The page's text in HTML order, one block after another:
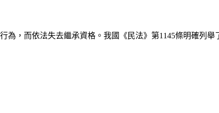
，而依法失去繼承資格。我國《民法》第1145條明確列